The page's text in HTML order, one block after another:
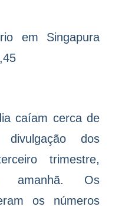
em Singapura
caíam cerca de
dos
trimestre,
amanhã. Os
os números